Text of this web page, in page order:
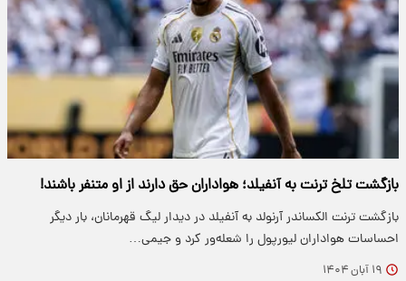
بازگشت تلخ ترنت به آنفیلد؛ هواداران حق دارند از او متنفر باشند!
بازگشت ترنت الکساندر آرنولد به آنفیلد در دیدار لیگ قهرمانان، بار دیگر
احساسات هواداران لیورپول را شعله‌ور کرد و جیمی…
۱۹ آبان ۱۴۰۴